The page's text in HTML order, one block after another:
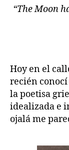
“The Moon
Hoy en el
recién conocí
la poetisa
idealizada e
ojalá me